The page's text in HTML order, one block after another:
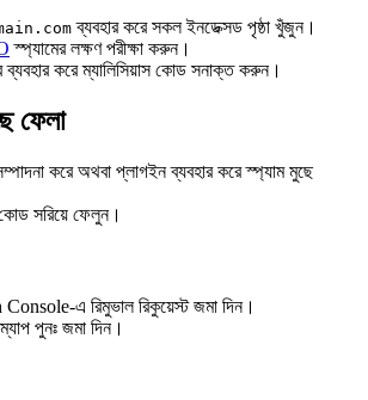
ব্যবহার করে সকল ইনডেক্সড পৃষ্ঠা খুঁজুন।
স্প্যামের লক্ষণ পরীক্ষা করুন।
ব্যবহার করে ম্যালিসিয়াস কোড সনাক্ত করুন।
ফেলা
করে অথবা প্লাগইন ব্যবহার করে স্প্যাম মুছে
সরিয়ে ফেলুন।
এ রিমুভাল রিকুয়েস্ট জমা দিন।
পুনঃ জমা দিন।